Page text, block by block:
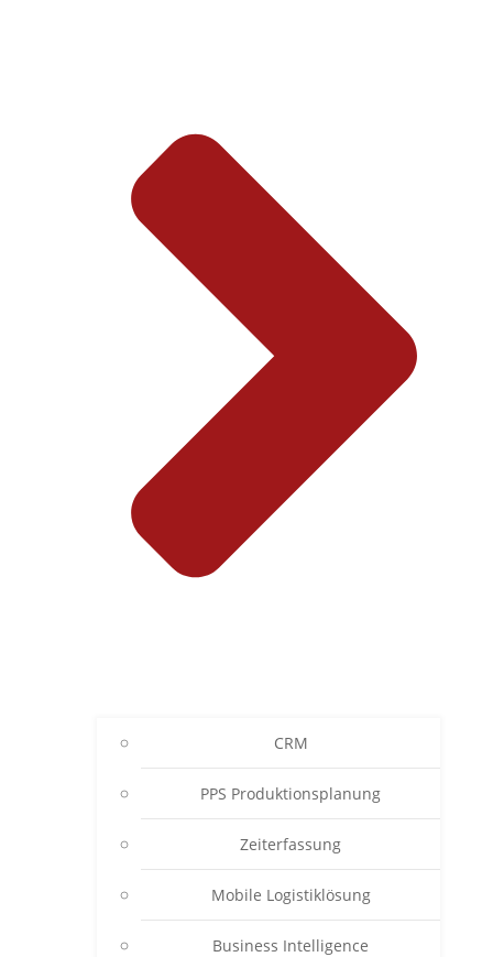
CRM
PPS Produktionsplanung
Zeiterfassung
Mobile Logistiklösung
Business Intelligence